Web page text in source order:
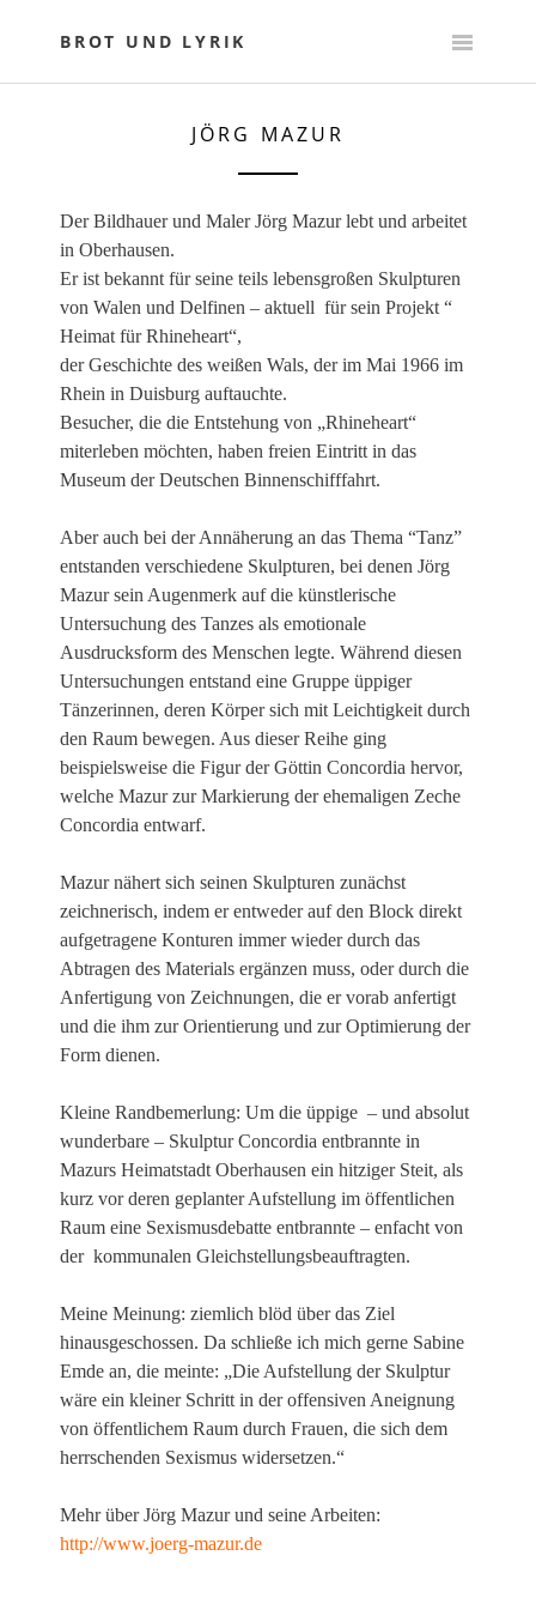
BROT UND LYRIK
JÖRG MAZUR
Der Bildhauer und Maler Jörg Mazur lebt und arbeitet
in Oberhausen.
Er ist bekannt für seine teils lebensgroßen Skulpturen
von Walen und Delfinen – aktuell für sein Projekt “
Heimat für Rhineheart“,
der Geschichte des weißen Wals, der im Mai 1966 im
Rhein in Duisburg auftauchte.
Besucher, die die Entstehung von „Rhineheart“
miterleben möchten, haben freien Eintritt in das
Museum der Deutschen Binnenschifffahrt.
Aber auch bei der Annäherung an das Thema “Tanz”
entstanden verschiedene Skulpturen, bei denen Jörg
Mazur sein Augenmerk auf die künstlerische
Untersuchung des Tanzes als emotionale
Ausdrucksform des Menschen legte. Während diesen
Untersuchungen entstand eine Gruppe üppiger
Tänzerinnen, deren Körper sich mit Leichtigkeit durch
den Raum bewegen. Aus dieser Reihe ging
beispielsweise die Figur der Göttin Concordia hervor,
welche Mazur zur Markierung der ehemaligen Zeche
Concordia entwarf.
Mazur nähert sich seinen Skulpturen zunächst
zeichnerisch, indem er entweder auf den Block direkt
aufgetragene Konturen immer wieder durch das
Abtragen des Materials ergänzen muss, oder durch die
Anfertigung von Zeichnungen, die er vorab anfertigt
und die ihm zur Orientierung und zur Optimierung der
Form dienen.
Kleine Randbemerlung: Um die üppige – und absolut
wunderbare – Skulptur Concordia entbrannte in
Mazurs Heimatstadt Oberhausen ein hitziger Steit, als
kurz vor deren geplanter Aufstellung im öffentlichen
Raum eine Sexismusdebatte entbrannte – enfacht von
der kommunalen Gleichstellungsbeauftragten.
Meine Meinung: ziemlich blöd über das Ziel
hinausgeschossen. Da schließe ich mich gerne Sabine
Emde an, die meinte: „Die Aufstellung der Skulptur
wäre ein kleiner Schritt in der offensiven Aneignung
von öffentlichem Raum durch Frauen, die sich dem
herrschenden Sexismus widersetzen.“
Mehr über Jörg Mazur und seine Arbeiten:
http://www.joerg-mazur.de